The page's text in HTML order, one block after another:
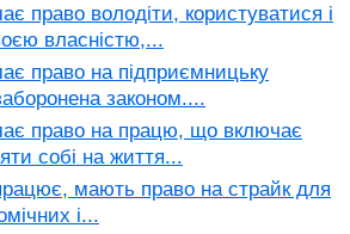
право володіти, користуватися і
власністю,...
право на підприємницьку
законом....
право на працю, що включає
собі на життя...
мають право на страйк для
і...